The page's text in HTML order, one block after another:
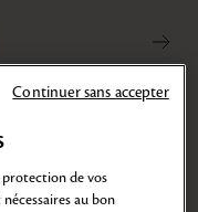
de vos
au bon
Continuer sans accepter